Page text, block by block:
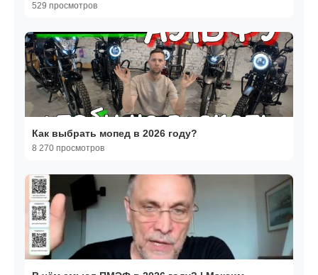
529 просмотров
Как выбрать мопед в 2026 году?
8 270 просмотров